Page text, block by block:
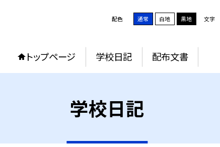
配色 通常 白地 黒地 文字
トップページ 学校日記 配布文書
学校日記